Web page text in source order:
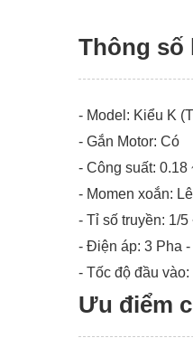
Thông số
- Model: Kiểu K
- Gắn Motor: Có
- Công suất: 0.18
- Momen xoắn:
- Tỉ số truyền: 1/5
- Điện áp: 3 Pha
- Tốc độ đầu
Ưu điểm